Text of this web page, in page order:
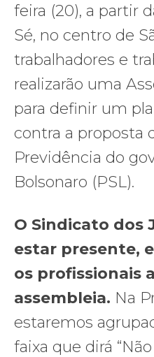
feira (20), a partir
Sé, no centro de
trabalhadores e
realizarão uma
para definir um
contra a proposta
Previdência do
Bolsonaro (PSL).
O Sindicato dos
estar presente,
os profissionais
assembleia. Na
estaremos
faixa que dirá